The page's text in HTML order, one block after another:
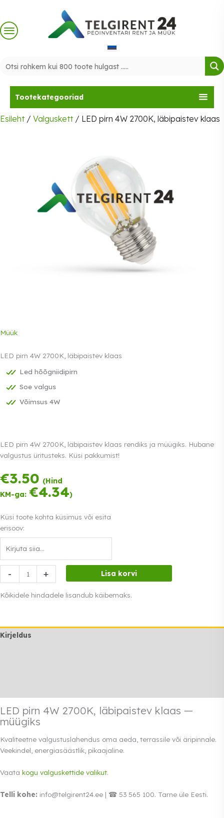
content
Tootekategooriad
Esileht/ Valguskett/ LED pirn 4W 2700K, läbipaistev klaas
Müük
LED pirn 4W 2700K, läbipaistev klaas
Led hõõgniidipirn
Soe valgus
Võimsus 4W
LED pirn 4W 2700K, läbipaistev klaas rendiks ja müügiks. Hubane
valgustus üritusteks. Küsi pakkumist!
€3.50 (Hind
KM-ga: €4.34)
Küsi toote kohta küsimus või esita
erisoov:
-
pirn
4W
klaas
kogus
+ Lisa korvi
Kõikidele hindadele lisandub käibemaks.
Kirjeldus
LED pirn 4W 2700K, läbipaistev klaas —
müügiks
Kvaliteetne valgustuslahendus oma aeda, terrassile või äripinnale.
Veekindel, energiasäästlik, pikaajaline.
Vaata kogu valguskettide valikut.
Telli kohe: info@telgirent24.ee | ☎ 53 565 100. Tarne üle Eesti.